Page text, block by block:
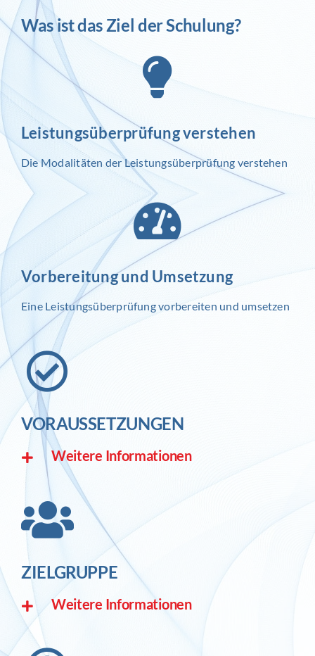
Was ist das Ziel der Schulung?
Leistungsüberprüfung verstehen
Die Modalitäten der Leistungsüberprüfung verstehen
Vorbereitung und Umsetzung
Eine Leistungsüberprüfung vorbereiten und umsetzen
VORAUSSETZUNGEN
Weitere Informationen
ZIELGRUPPE
Weitere Informationen